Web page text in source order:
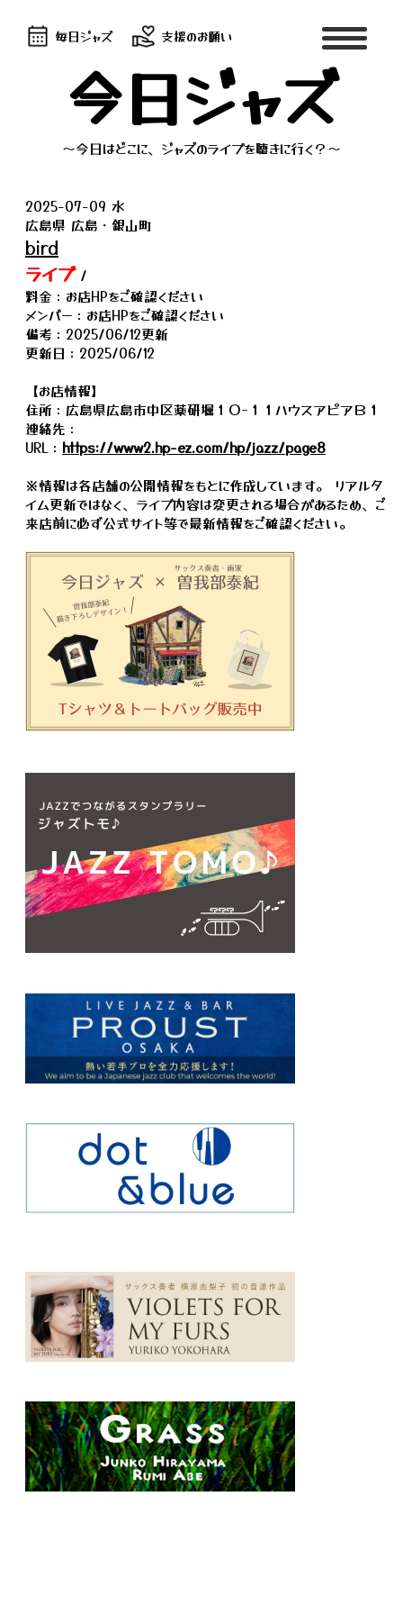
毎日ジャズ 支援のお願い
今日ジャズ
～今日はどこに、ジャズのライブを聴きに行く？～
2025-07-09 水
広島県 広島・銀山町
bird
ライブ/
料金：お店HPをご確認ください
メンバー：お店HPをご確認ください
備考：2025/06/12更新
更新日：2025/06/12
【お店情報】
住所：広島県広島市中区薬研堀１０−１１ハウスアピアＢ１
連絡先：
URL： https://www2.hp-ez.com/hp/jazz/page8
※情報は各店舗の公開情報をもとに作成しています。 リアルタ
イム更新ではなく、ライブ内容は変更される場合があるため、ご
来店前に必ず公式サイト等で最新情報をご確認ください。